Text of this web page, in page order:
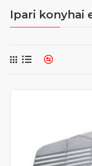
Ipari konyhai